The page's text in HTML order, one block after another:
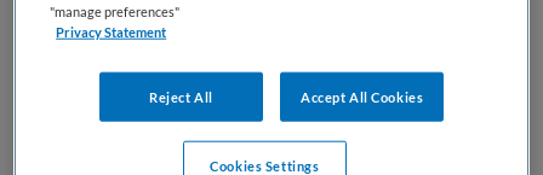
"manage preferences"
Privacy Statement
Reject All Accept All Cookies
Cookies Settings